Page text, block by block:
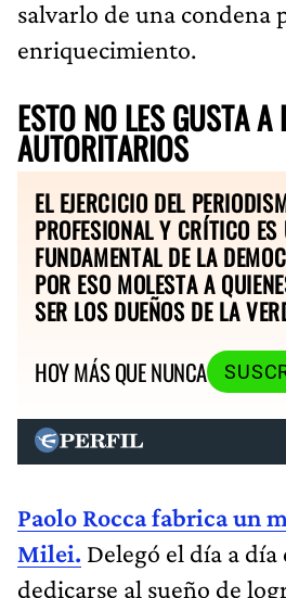
salvarlo de una condena
enriquecimiento.
ESTO NO LES GUSTA A
AUTORITARIOS
EL EJERCICIO DEL
PROFESIONAL Y CRÍTICO
FUNDAMENTAL DE LA
POR ESO MOLESTA A
SER LOS DUEÑOS DE LA
HOY MÁS QUE NUNCA
Paolo Rocca fabrica un
Milei. Delegó el día a
dedicarse al sueño de